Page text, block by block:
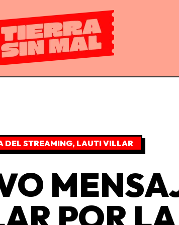
DEL STREAMING, LAUTI VILLAR